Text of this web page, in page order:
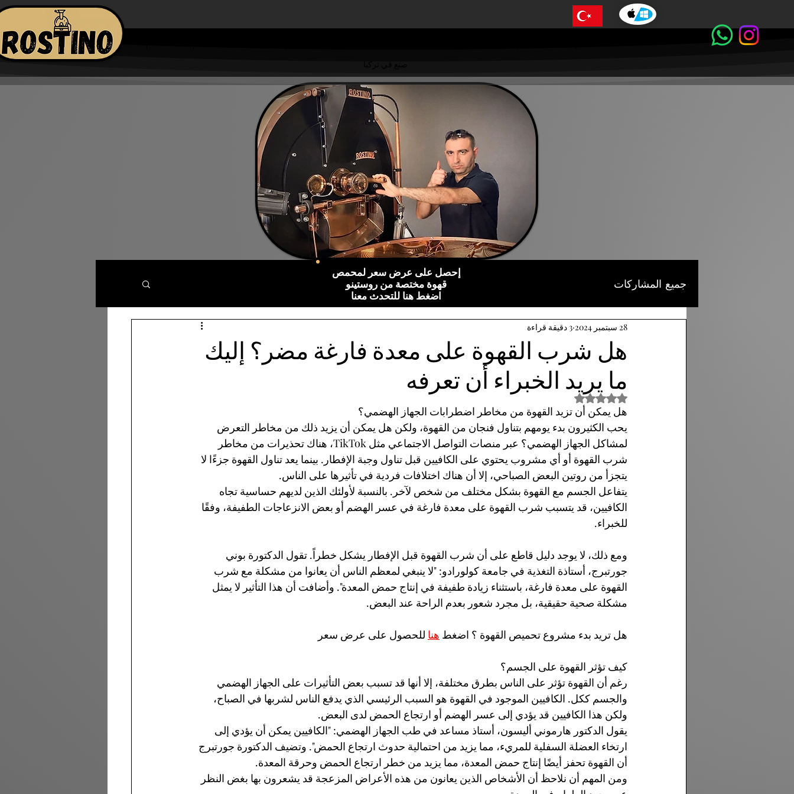
جميع المشاركات
هل شرب القهوة على معدة فارغة مضر؟ إليك
ما يريد الخبراء أن تعرفه
28 سبتمبر 2024 3 دقيقة قراءة
تم التقييم بـ ليس رقمًا من أصل 5 نجوم.
هل يمكن أن تزيد القهوة من مخاطر اضطرابات الجهاز الهضمي؟
يحب الكثيرون بدء يومهم بتناول فنجان من القهوة، ولكن هل يمكن أن يزيد ذلك من مخاطر التعرض
لمشاكل الجهاز الهضمي؟ عبر منصات التواصل الاجتماعي مثل TikTok، هناك تحذيرات من مخاطر
شرب القهوة أو أي مشروب يحتوي على الكافيين قبل تناول وجبة الإفطار. بينما يعد تناول القهوة جزءًا لا
يتجزأ من روتين البعض الصباحي، إلا أن هناك اختلافات فردية في تأثيرها على الناس.
يتفاعل الجسم مع القهوة بشكل مختلف من شخص لآخر. بالنسبة لأولئك الذين لديهم حساسية تجاه
الكافيين، قد يتسبب شرب القهوة على معدة فارغة في عسر الهضم أو بعض الانزعاجات الطفيفة، وفقًا
للخبراء.
ومع ذلك، لا يوجد دليل قاطع على أن شرب القهوة قبل الإفطار يشكل خطراً. تقول الدكتورة بوني
جورتبرج، أستاذة التغذية في جامعة كولورادو: "لا ينبغي لمعظم الناس أن يعانوا من مشكلة مع شرب
القهوة على معدة فارغة، باستثناء زيادة طفيفة في إنتاج حمض المعدة". وأضافت أن هذا التأثير لا يمثل
مشكلة صحية حقيقية، بل مجرد شعور بعدم الراحة عند البعض.
هل تريد بدء مشروع تحميص القهوة ؟ اضغط هنا للحصول على عرض سعر
كيف تؤثر القهوة على الجسم؟
رغم أن القهوة تؤثر على الناس بطرق مختلفة، إلا أنها قد تسبب بعض التأثيرات على الجهاز الهضمي
والجسم ككل. الكافيين الموجود في القهوة هو السبب الرئيسي الذي يدفع الناس لشربها في الصباح،
ولكن هذا الكافيين قد يؤدي إلى عسر الهضم أو ارتجاع الحمض لدى البعض.
يقول الدكتور هارموني أليسون، أستاذ مساعد في طب الجهاز الهضمي: "الكافيين يمكن أن يؤدي إلى
ارتخاء العضلة السفلية للمريء، مما يزيد من احتمالية حدوث ارتجاع الحمض". وتضيف الدكتورة جورتبرج
أن القهوة تحفز أيضًا إنتاج حمض المعدة، مما يزيد من خطر ارتجاع الحمض وحرقة المعدة.
ومن المهم أن نلاحظ أن الأشخاص الذين يعانون من هذه الأعراض المزعجة قد يشعرون بها بغض النظر
إحصل على عرض سعر لمحمص
قهوة مختصة من روستينو
اضغط هنا للتحدث معنا